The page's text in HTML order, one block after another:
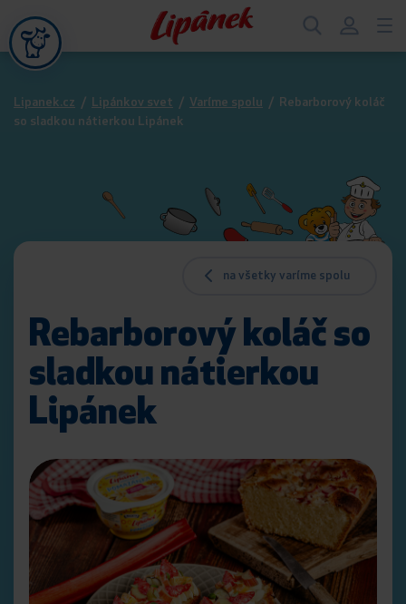
Lipanek.cz / Lipánkov svet / Varíme spolu / Rebarborový koláč
so sladkou nátierkou Lipánek
na všetky varíme spolu
Rebarborový koláč so
sladkou nátierkou
Lipánek